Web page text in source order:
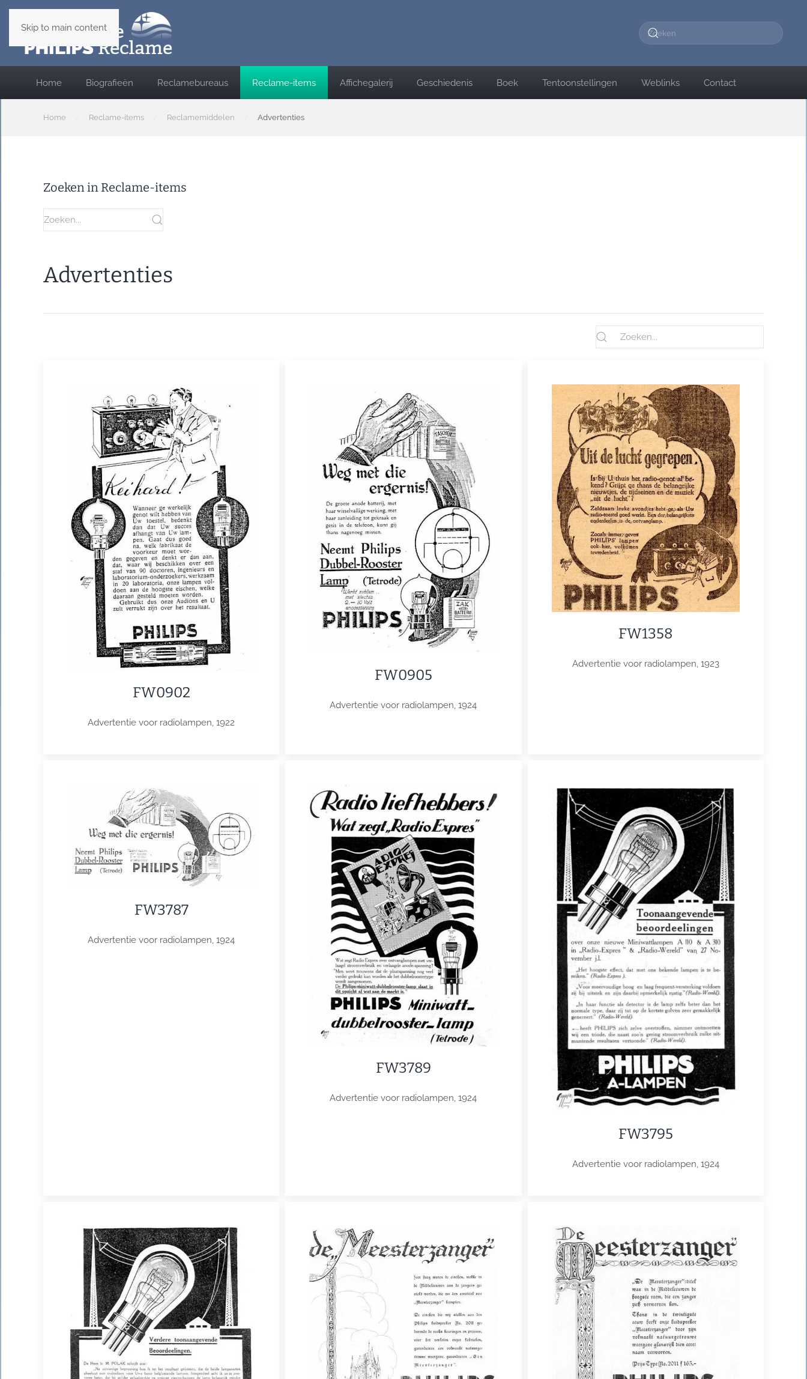
Skip to main content
Home Biografieën Reclamebureaus Reclame-items Affichegalerij Geschiedenis Boek Tentoonstellingen Weblinks Contact
Home Reclame-items Reclamemiddelen Advertenties
Zoeken in Reclame-items
Advertenties
FW0902
Advertentie voor radiolampen, 1922
FW0905
Advertentie voor radiolampen, 1924
FW1358
Advertentie voor radiolampen, 1923
FW3787
Advertentie voor radiolampen, 1924
FW3789
Advertentie voor radiolampen, 1924
FW3795
Advertentie voor radiolampen, 1924